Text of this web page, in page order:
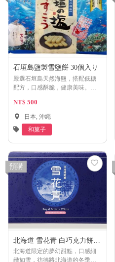
石垣島鹽製雪鹽餅 30個入り
嚴選石垣島天然海鹽，搭配低糖
配方，口感酥脆，健康美味。是
NT$ 500
日本, 沖繩
和菓子
預購
北海道 雪花青 白巧克力餅乾
18入
北海道限定的夢幻甜點，口感細
緻如雪，彷彿將北海道的冬季美